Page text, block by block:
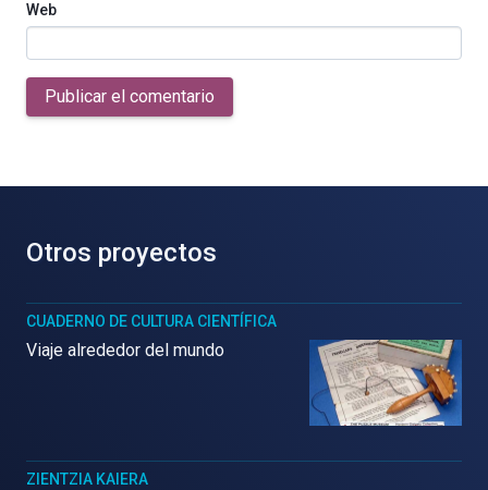
Web
Publicar el comentario
Otros proyectos
CUADERNO DE CULTURA CIENTÍFICA
Viaje alrededor del mundo
ZIENTZIA KAIERA